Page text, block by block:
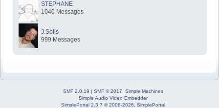
STEPHANE
1040 Messages
J.Solis
999 Messages
SMF 2.0.19 | SMF © 2017
Simple Machines
Simple Audio Video Embedder
SimplePortal 2.3.7 © 2008-2026, SimplePortal